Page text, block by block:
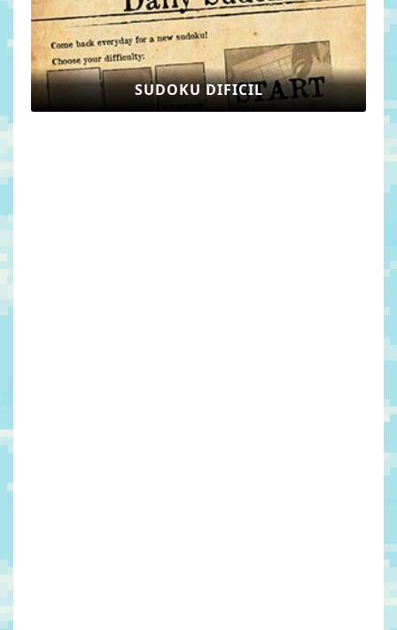
SUDOKU DIFICIL